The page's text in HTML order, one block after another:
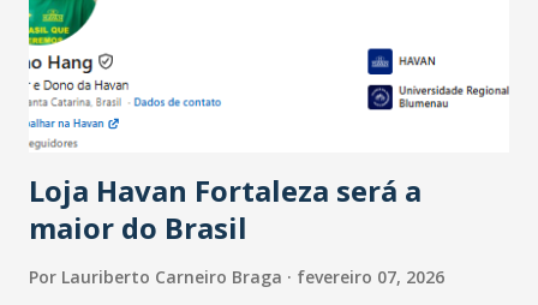
registraram equilíbrio financeiro. Já o percentual de
estabelecimentos no prejuízo ficou em 19%, pouco abaixo
do observado no mês anterior. Outros 1% não existiam em
novembro. Em relação a outubro, o faturamento também
cresceu. De acordo com a pesquisa, 44% dos n...
Loja Havan Fortaleza será a
maior do Brasil
Por Lauriberto Carneiro Braga fevereiro 07, 2026